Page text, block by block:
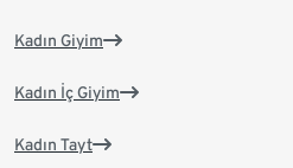
Kadın Giyim
Kadın İç Giyim
Kadın Tayt